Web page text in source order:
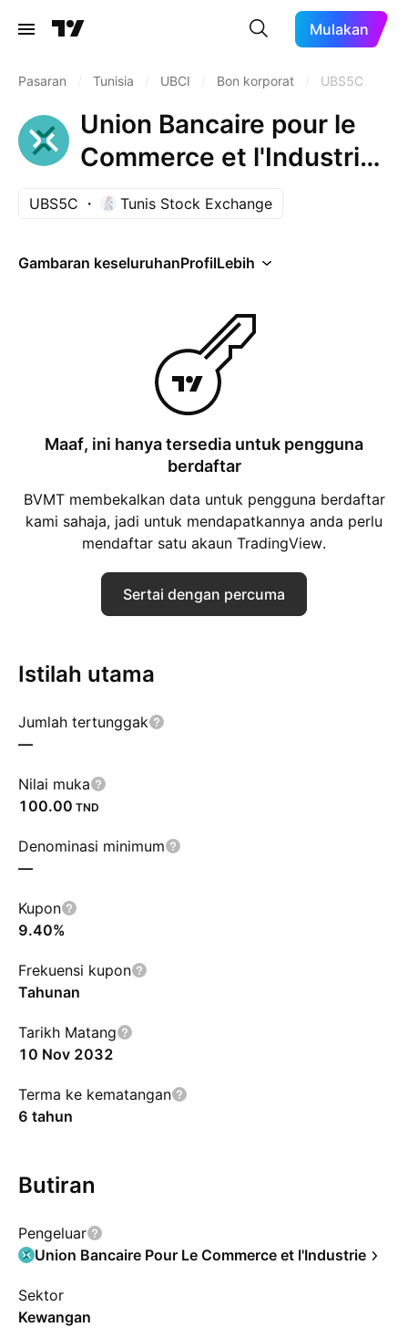
Mulakan
Pasaran Tunisia UBCI Bon korporat UBS5C
Union Bancaire pour le
Commerce et l'Industrie
9.4% 10-NOV-2032
UBS5C Tunis Stock Exchange
Gambaran keseluruhanProfilLebih
Maaf, ini hanya tersedia untuk pengguna
berdaftar
BVMT membekalkan data untuk pengguna berdaftar
kami sahaja, jadi untuk mendapatkannya anda perlu
mendaftar satu akaun TradingView.
Sertai dengan percuma
Istilah utama
Jumlah tertunggak
—
Nilai muka
100.00 TND
Denominasi minimum
—
Kupon
9.40%
Frekuensi kupon
Tahunan
Tarikh Matang
10 Nov 2032
Terma ke kematangan
6 tahun
Butiran
Pengeluar
Union Bancaire Pour Le Commerce et l'Industrie
Sektor
Kewangan